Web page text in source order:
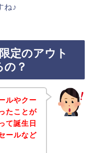
ね♪
定のアウト
？
ルやクー
たことが
て誕生日
ールなど